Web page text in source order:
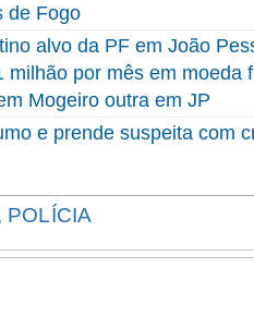
de Fogo
alvo da PF em João
milhão por mês em moeda
Mogeiro outra em JP
e prende suspeita com
POLÍCIA